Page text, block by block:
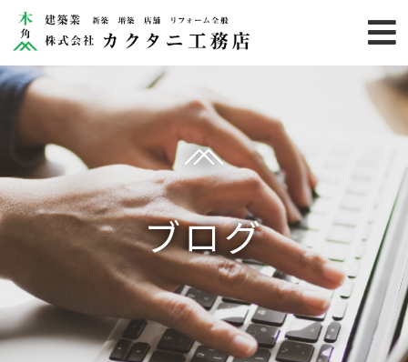
HOME
施工事例
カクタニ
りのらぼ
お客様の声
カクタニのこだわり
ブログ